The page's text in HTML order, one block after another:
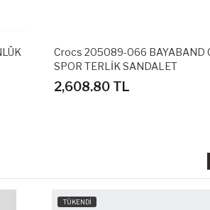
Crocs 205089-066 BAYABAND
SPOR TERLİK SANDALET
2,608.80 TL
TÜKENDİ